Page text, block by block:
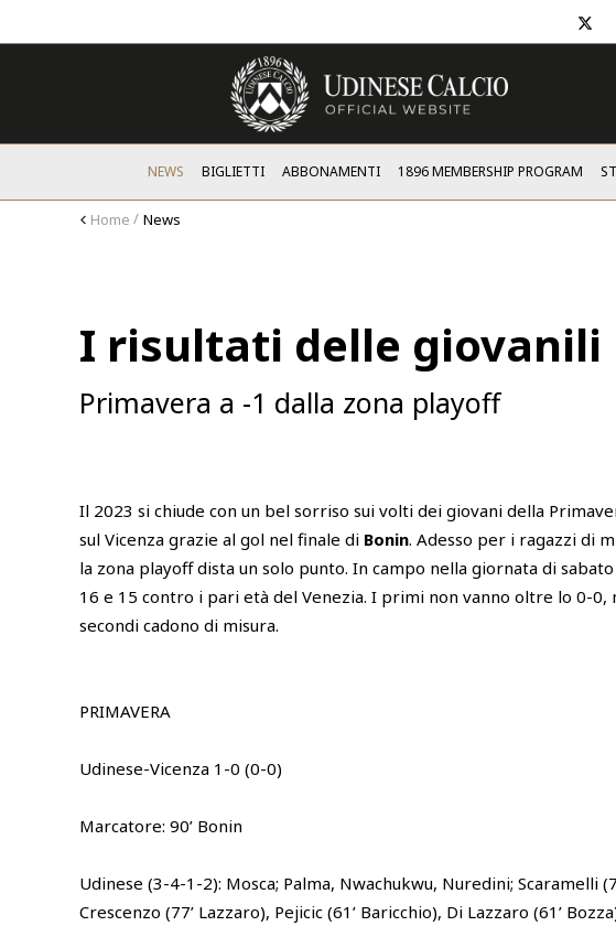
NEWS BIGLIETTI ABBONAMENTI 1896 MEMBERSHIP PROGRAM
Home News
I risultati delle giovanili
Primavera a -1 dalla zona playoff
Il 2023 si chiude con un bel sorriso sui volti dei giovani della
sul Vicenza grazie al gol nel finale di Bonin. Adesso per i ragazzi di
la zona playoff dista un solo punto. In campo nella giornata di
16 e 15 contro i pari età del Venezia. I primi non vanno oltre lo 0-0,
secondi cadono di misura.
PRIMAVERA
Udinese-Vicenza 1-0 (0-0)
Marcatore: 90’ Bonin
Udinese (3-4-1-2): Mosca; Palma, Nwachukwu, Nuredini; Scaramelli
Crescenzo (77’ Lazzaro), Pejicic (61’ Baricchio), Di Lazzaro (61’